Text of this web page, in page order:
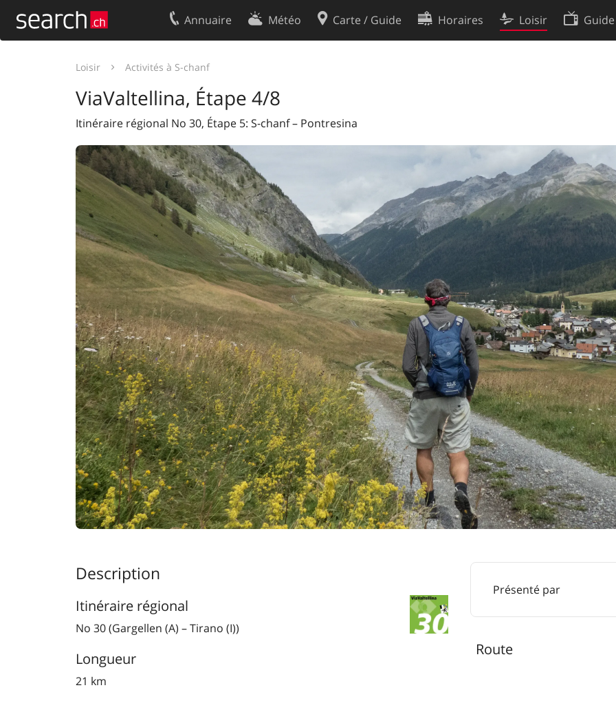
Annuaire Météo Carte / Guide Horaires Loisir
Loisir Activités à S-chanf
ViaValtellina, Étape 4/8
Itinéraire régional No 30, Étape 5: S-chanf – Pontresina
Description
Itinéraire régional
No 30 (Gargellen (A) – Tirano (I))
Longueur
21 km
Présenté par
Route
Votre inscription
Mentions Légales
Protection des données